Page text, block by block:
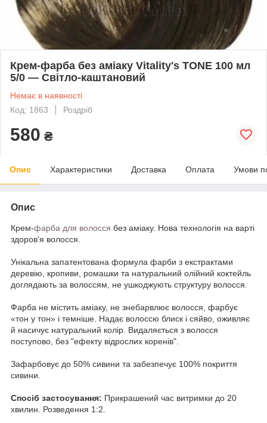
Крем-фарба без аміаку Vitality's TONE 100 мл
5/0 — Світло-каштановий
Немає в наявності
Код: 1863
Роздріб
580 ₴
Опис Характеристики Доставка Оплата Умови
Опис
Крем-фарба для волосся без аміаку. Нова технологія на варті
здоров'я волосся.
Унікальна запатентована формула фарби з екстрактами
деревію, кропиви, ромашки та натуральний олійний коктейль
доглядають за волоссям, не ушкоджують структуру волосся.
Фарба не містить аміаку, не знебарвлює волосся, фарбує
«тон у тон» і темніше. Надає волоссю блиск і сяйво, оживляє
й насичує натуральний колір. Видаляється з волосся
поступово, без "ефекту відрослих коренів".
Зафарбовує до 50% сивини та забезпечує 100% покриття
сивини.
Спосіб застосування: Прикрашений час витримки до 20
хвилин. Розведення 1:2.